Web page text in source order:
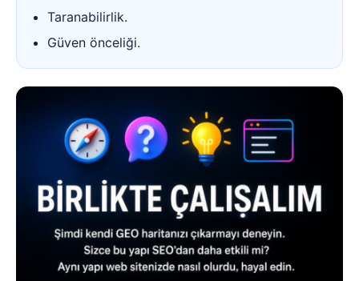
Taranabilirlik.
Güven önceliği.